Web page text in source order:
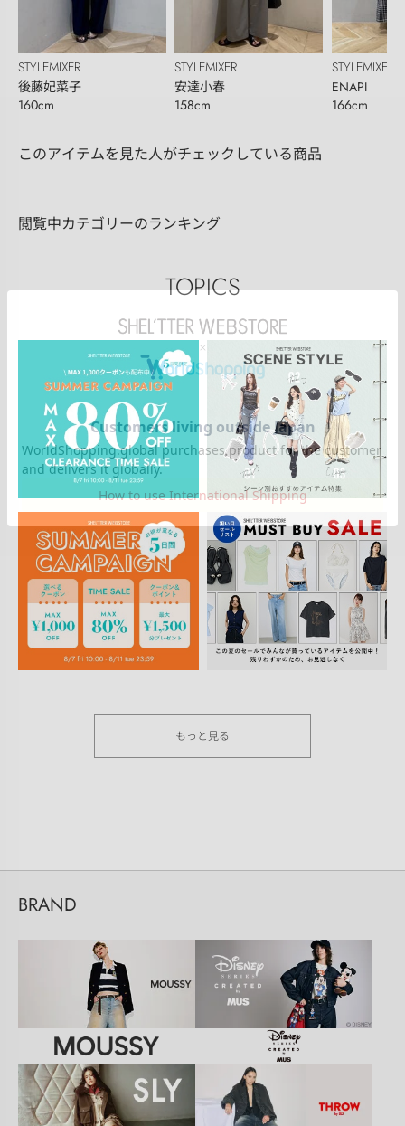
STYLEMIXER
後藤妃菜子
160cm
STYLEMIXER
安達小春
158cm
STYLEMIXER
ENAPI
166cm
このアイテムを見た人がチェックしている商品
閲覧中カテゴリーのランキング
TOPICS
もっと見る
BRAND